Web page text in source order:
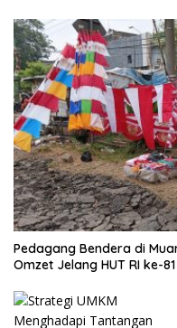
Pedagang Bendera di
Omzet Jelang HUT RI ke-81